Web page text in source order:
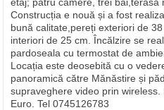
Construcția e nouă și a fost
bună calitate,pereți exteriori de
interiori de 25 cm. Încălzire se
pardoseala cu termostat de
Locația este deosebită cu o
panoramică către Mănăstire și
supraveghere video prin
Euro. Tel 0745126783